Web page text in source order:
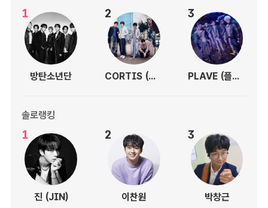
1
방탄소년단
2
CORTIS (코르티스)
3
PLAVE (플레이브)
솔로랭킹
1
진 (JIN)
2
이찬원
3
박창근